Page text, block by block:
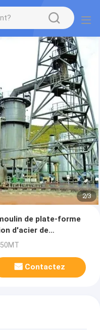
2/3
de plate-forme
d'acier de
Contactez